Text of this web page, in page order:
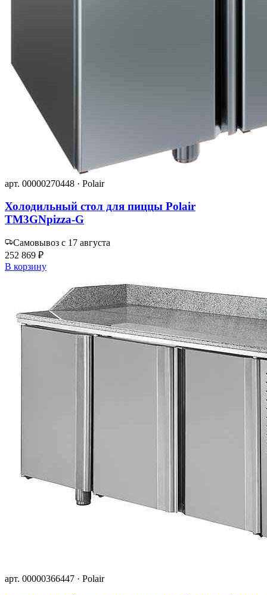
арт. 00000270448 · Polair
Холодильный стол для пиццы Polair
TM3GNpizza-G
Самовывоз с 17 августа
252 869 ₽
В корзину
арт. 00000366447 · Polair